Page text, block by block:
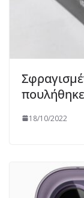
18/10/2022